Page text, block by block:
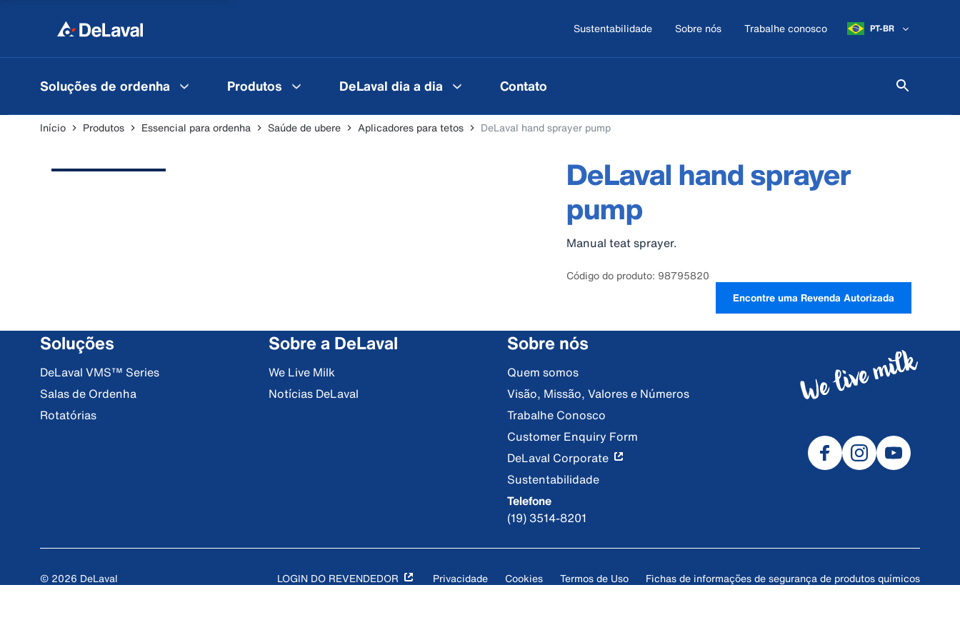
Sustentabilidade Sobre nós Trabalhe conosco PT-BR
Soluções de ordenha Produtos DeLaval dia a dia Contato
Início Produtos Essencial para ordenha Saúde de ubere Aplicadores para tetos DeLaval hand sprayer pump
DeLaval hand sprayer
pump
Manual teat sprayer.
Código do produto: 98795820
Encontre uma Revenda Autorizada
Soluções
DeLaval VMS™ Series
Salas de Ordenha
Rotatórias
Sobre a DeLaval
We Live Milk
Notícias DeLaval
Sobre nós
Quem somos
Visão, Missão, Valores e Números
Trabalhe Conosco
Customer Enquiry Form
DeLaval Corporate
Sustentabilidade
Telefone
(19) 3514-8201
© 2026 DeLaval LOGIN DO REVENDEDOR Privacidade Cookies Termos de Uso Fichas de informações de segurança de produtos químicos